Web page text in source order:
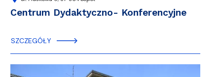
Centrum Dydaktyczno- Konferencyjne
SZCZEGÓŁY